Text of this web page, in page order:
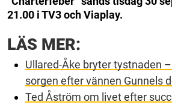
21.00 i TV3 och Viaplay.
LÄS MER:
Ullared-Åke bryter tystnaden
sorgen efter vännen Gunnels
Ted Åström om livet efter